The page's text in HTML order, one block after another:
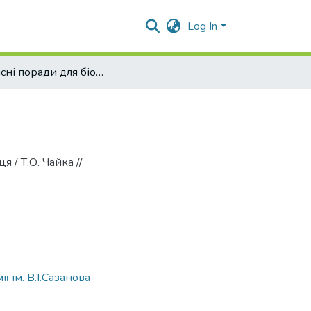
Log In
Корисні поради для біофермера-початківця
/ Т.О. Чайка //
ім. В.І.Сазанова